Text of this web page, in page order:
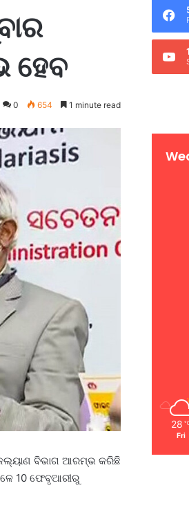
ହେବ
0 654 1 minute read
ବିଭାଗ ଆରମ୍ଭ କରିଛି
10 ଫେବୃଆରୀରୁ
28
Fri